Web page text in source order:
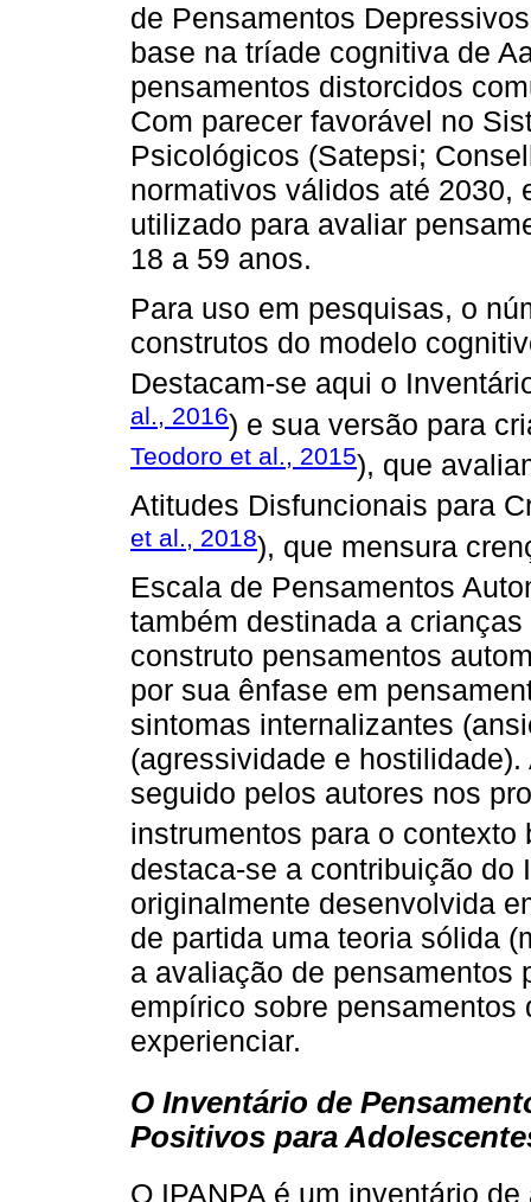
de Pensamentos
base na tríade cognitiva de
pensamentos distorcidos
Com parecer favorável no
Psicológicos (Satepsi;
normativos válidos até 2030,
utilizado para avaliar
18 a 59 anos.
Para uso em pesquisas, o
construtos do modelo
Destacam-se aqui o
al., 2016) e sua versão para
Teodoro et al., 2015), que
Atitudes Disfuncionais para
et al., 2018), que mensura
Escala de Pensamentos
também destinada a
construto pensamentos
por sua ênfase em
sintomas internalizantes
(agressividade e
seguido pelos autores nos
instrumentos para o contexto
destaca-se a contribuição do
originalmente desenvolvida
de partida uma teoria sólida
a avaliação de pensamentos
empírico sobre
experienciar.
O Inventário de
Positivos para
O IPANPA é um inventário